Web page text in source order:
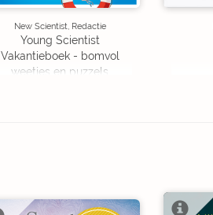
New Scientist, Redactie
Young Scientist
Vakantieboek - bomvol
weetjes en puzzels